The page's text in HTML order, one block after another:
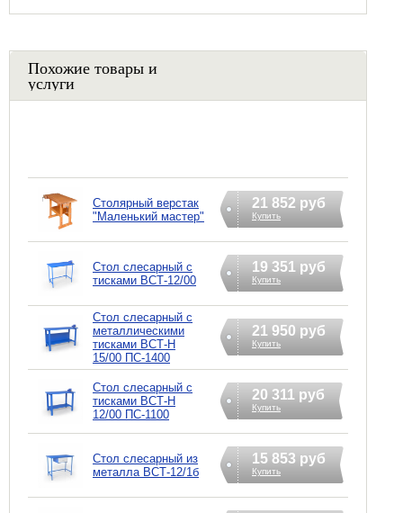
Похожие товары и
услуги
Столярный верстак
"Маленький мастер"
21 852 руб
Купить
Стол слесарный с
тисками ВСТ-12/00
19 351 руб
Купить
Стол слесарный с
металлическими
тисками ВСТ-Н
15/00 ПС-1400
21 950 руб
Купить
Стол слесарный с
тисками ВСТ-Н
12/00 ПС-1100
20 311 руб
Купить
Стол слесарный из
металла ВСТ-12/1б
15 853 руб
Купить